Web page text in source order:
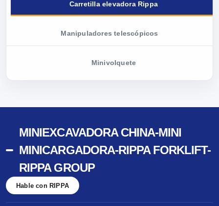
Carretilla elevadora Rippa
Manipuladores telescópicos
Minivolquete
MINIEXCAVADORA CHINA-MINI
MINICARGADORA-RIPPA FORKLIFT-
RIPPA GROUP
Hable con RIPPA